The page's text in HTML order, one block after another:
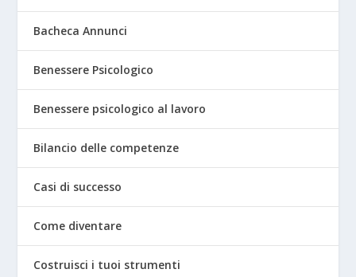
Bacheca Annunci
Benessere Psicologico
Benessere psicologico al lavoro
Bilancio delle competenze
Casi di successo
Come diventare
Costruisci i tuoi strumenti